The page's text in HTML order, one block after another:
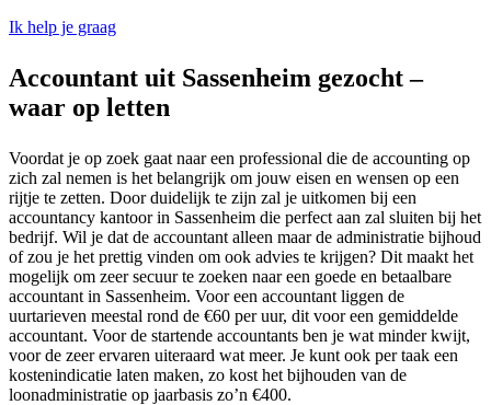
Ik help je graag
Accountant uit Sassenheim gezocht –
waar op letten
Voordat je op zoek gaat naar een professional die de accounting op
zich zal nemen is het belangrijk om jouw eisen en wensen op een
rijtje te zetten. Door duidelijk te zijn zal je uitkomen bij een
accountancy kantoor in Sassenheim die perfect aan zal sluiten bij het
bedrijf. Wil je dat de accountant alleen maar de administratie bijhoud
of zou je het prettig vinden om ook advies te krijgen? Dit maakt het
mogelijk om zeer secuur te zoeken naar een goede en betaalbare
accountant in Sassenheim. Voor een accountant liggen de
uurtarieven meestal rond de €60 per uur, dit voor een gemiddelde
accountant. Voor de startende accountants ben je wat minder kwijt,
voor de zeer ervaren uiteraard wat meer. Je kunt ook per taak een
kostenindicatie laten maken, zo kost het bijhouden van de
loonadministratie op jaarbasis zo’n €400.